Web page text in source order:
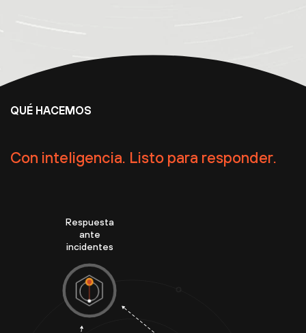
QUÉ HACEMOS
Con inteligencia. Listo para responder.
Respuesta
ante
incidentes